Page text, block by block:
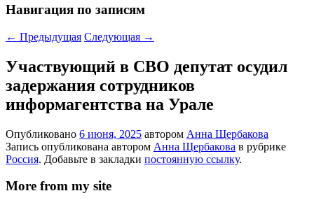
Навигация по записям
← Предыдущая Следующая →
Участвующий в СВО депутат осудил
задержания сотрудников
информагентства на Урале
Опубликовано 6 июня, 2025 автором Анна Щербакова
Запись опубликована автором Анна Щербакова в рубрике
Россия. Добавьте в закладки постоянную ссылку.
More from my site